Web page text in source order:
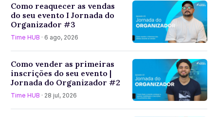
Como reaquecer as vendas
do seu evento I Jornada do
Organizador #3
Time HUB · 6 ago, 2026
Como vender as primeiras
inscrições do seu evento |
Jornada do Organizador #2
Time HUB · 28 jul, 2026